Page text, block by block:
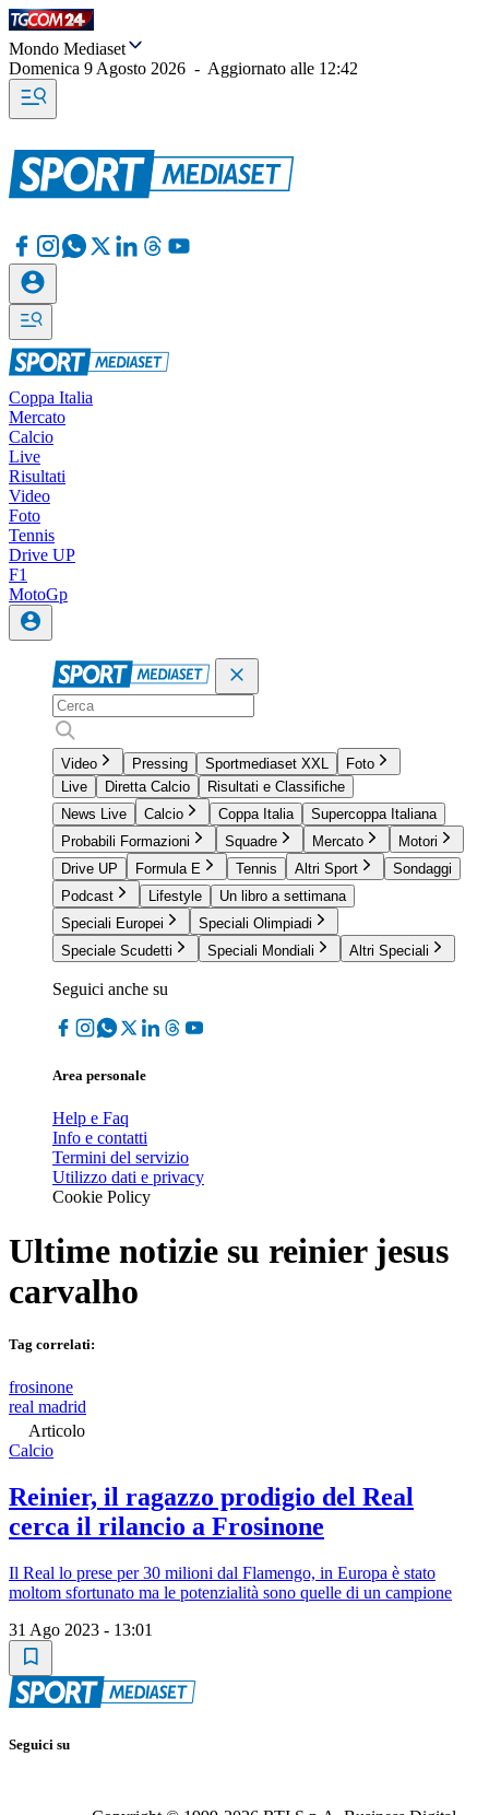
Mondo Mediaset
Domenica 9 Agosto 2026 - Aggiornato alle 12:42
Coppa Italia
Mercato
Calcio
Live
Risultati
Video
Foto
Tennis
Drive UP
F1
MotoGp
Video Pressing Sportmediaset XXL
Foto
Live
Diretta Calcio
Risultati e Classifiche
News Live
Calcio Coppa Italia
Supercoppa Italiana
Probabili Formazioni
Squadre Mercato
Motori
Drive UP
Formula E Tennis Altri Sport
Sondaggi
Podcast
Lifestyle
Un libro a settimana
Speciali Europei
Speciali Olimpiadi
Speciale Scudetti
Speciali Mondiali Altri Speciali
Seguici anche su
Area personale
Help e Faq
Info e contatti
Termini del servizio
Utilizzo dati e privacy
Cookie Policy
Ultime notizie su reinier jesus
carvalho
Tag correlati:
frosinone
real madrid
Articolo
Calcio
Reinier, il ragazzo prodigio del Real
cerca il rilancio a Frosinone
Il Real lo prese per 30 milioni dal Flamengo, in Europa è stato
moltom sfortunato ma le potenzialità sono quelle di un campione
31 Ago 2023 - 13:01
Seguici su